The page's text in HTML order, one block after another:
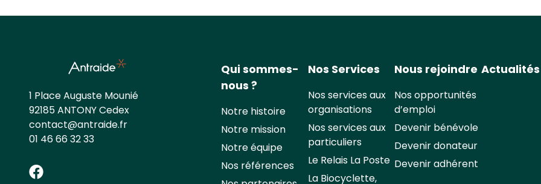
1 Place Auguste Mounié
92185 ANTONY Cedex
contact@antraide.fr
01 46 66 32 33
Qui sommes-
nous ?
Notre histoire
Notre mission
Notre équipe
Nos références
Nos Services
Nos services aux
organisations
Nos services aux
particuliers
Le Relais La Poste
La Biocyclette,
Nous rejoindre
Nos opportunités
d’emploi
Devenir bénévole
Devenir donateur
Devenir adhérent
Actualités